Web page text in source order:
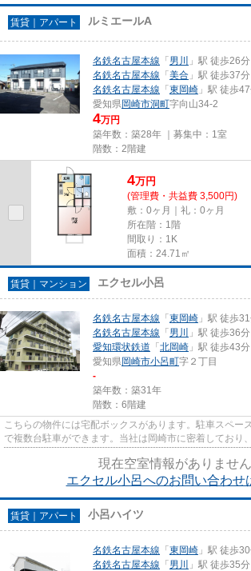
賃貸｜アパート ルミエールA
名鉄名古屋本線 「 男川
」駅 徒歩26分
名鉄名古屋本線 「 美合 」駅 徒歩37分
名鉄名古屋本線 「 東岡崎 」駅 徒歩
愛知県岡崎市洞町字向山34-2
4万円
築年数：築28年 ｜募集中： 1室
階数：2階建
4万円
(管理費・共益費 3,500円)
敷：0ヶ月｜礼：0ヶ月
所在階：1階
間取り：1K
面積：24.71㎡
賃貸｜マンション エクセル小呂
名鉄名古屋本線 「 東岡崎 」駅 徒歩
名鉄名古屋本線 「 男川
」駅 徒歩36分
愛知環状鉄道 「 北岡崎 」駅 徒歩43分
愛知県岡崎市小呂町字２丁目
-
築年数：築31年
階数：6階建
こちらの物件には宅配ボックスがあります。駐車スペー
で複数台駐車ができます。当社は岡崎市に密着しており
現在空室情報がありません
エクセル小呂へのお問い合わせ
賃貸｜アパート 小呂ハイツ
名鉄名古屋本線 「 東岡崎 」駅 徒歩
名鉄名古屋本線 「 男川
」駅 徒歩35分